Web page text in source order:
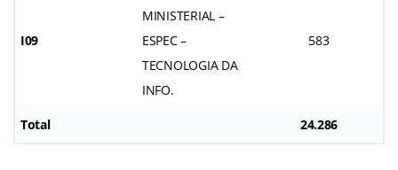
I09
MINISTERIAL –
ESPEC –
TECNOLOGIA DA
INFO.
583
Total 24.286